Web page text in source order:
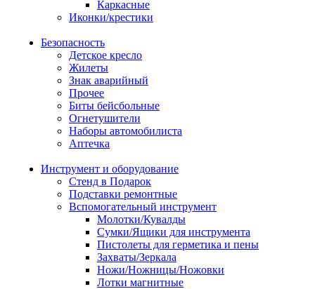
Каркасные
Иконки/крестики
Безопасность
Детское кресло
Жилеты
Знак аварийный
Прочее
Биты бейсбольные
Огнетушители
Наборы автомобилиста
Аптечка
Инструмент и оборудование
Стенд в Подарок
Подставки ремонтные
Вспомогательный инструмент
Молотки/Кувалды
Сумки/Ящики для инструмента
Пистолеты для герметика и пены
Захваты/Зеркала
Ножи/Ножницы/Ножовки
Лотки магнитные